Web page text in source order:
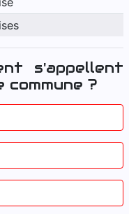
s'appellent
?